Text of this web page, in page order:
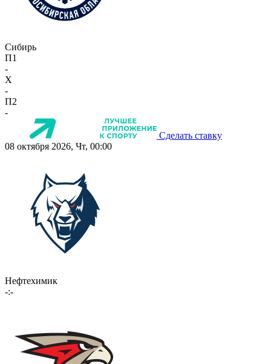
Сибирь
П1
-
X
-
П2
-
Сделать ставку
08 октября 2026, Чт, 00:00
Нефтехимик
-:-